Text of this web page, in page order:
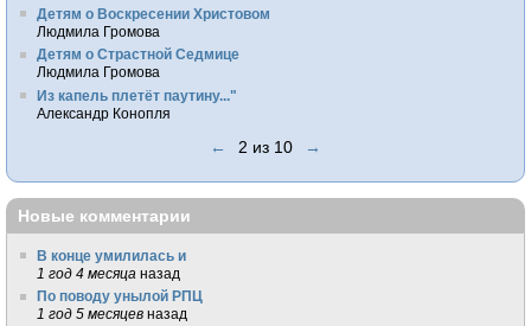
Детям о Воскресении Христовом
Людмила Громова
Детям о Страстной Седмице
Людмила Громова
Из капель плетёт паутину..."
Александр Конопля
← 2 из 10 →
Новые комментарии
В конце умилилась и
1 год 4 месяца назад
По поводу унылой РПЦ
1 год 5 месяцев назад